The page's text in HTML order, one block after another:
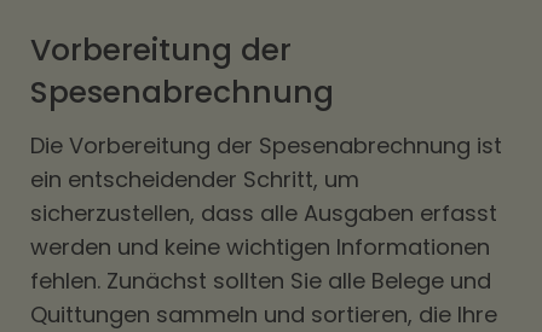
Vorbereitung der
Spesenabrechnung
Die Vorbereitung der Spesenabrechnung ist
ein entscheidender Schritt, um
sicherzustellen, dass alle Ausgaben erfasst
werden und keine wichtigen Informationen
fehlen. Zunächst sollten Sie alle Belege und
Quittungen sammeln und sortieren, die Ihre